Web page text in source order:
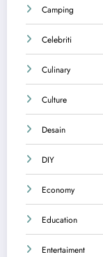
Camping
Celebriti
Culinary
Culture
Desain
DIY
Economy
Education
Entertaiment